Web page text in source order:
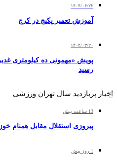
۱۴۰۴/۰۶/۲۲
آموزش تعمیر پکیج در کرج
۱۴۰۴/۰۳/۲۰
پویش «مهمونی ده کیلومتری
رسید
اخبار پربازدید سال تهران ورزشی
13 ساعت پیش
پیروزی استقلال مقابل همنام
1 روز پیش